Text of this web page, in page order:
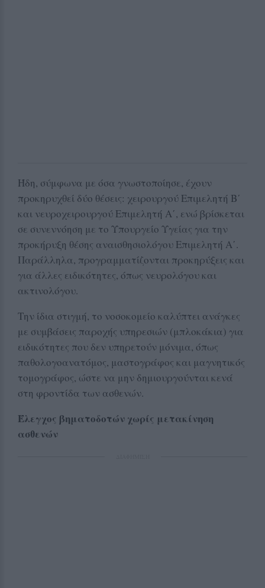
Ήδη, σύμφωνα με όσα γνωστοποίησε, έχουν
προκηρυχθεί δύο θέσεις: χειρουργού Επιμελητή Β΄
και νευροχειρουργού Επιμελητή Α΄, ενώ βρίσκεται
σε συνεννόηση με το Υπουργείο Υγείας για την
προκήρυξη θέσης αναισθησιολόγου Επιμελητή Α΄.
Παράλληλα, προγραμματίζονται προκηρύξεις και
για άλλες ειδικότητες, όπως νευρολόγου και
ακτινολόγου.
Την ίδια στιγμή, το νοσοκομείο καλύπτει ανάγκες
με συμβάσεις παροχής υπηρεσιών (μπλοκάκια) για
ειδικότητες που δεν υπηρετούν μόνιμα, όπως
παθολογοανατόμος, μαστογράφος και μαγνητικός
τομογράφος, ώστε να μην δημιουργούνται κενά
στη φροντίδα των ασθενών.
Έλεγχος βηματοδοτών χωρίς μετακίνηση
ασθενών